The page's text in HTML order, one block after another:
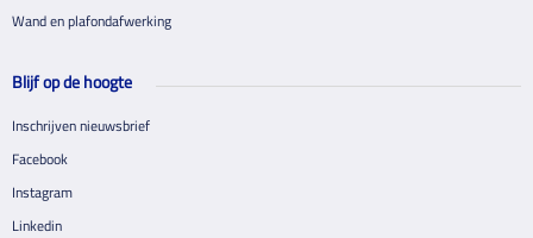
Wand en plafondafwerking
Blijf op de hoogte
Inschrijven nieuwsbrief
Facebook
Instagram
Linkedin